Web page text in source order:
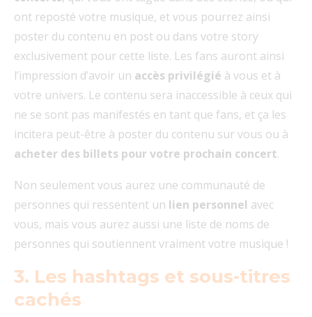
ont reposté votre musique, et vous pourrez ainsi
poster du contenu en post ou dans votre story
exclusivement pour cette liste. Les fans auront ainsi
l’impression d’avoir un accès privilégié à vous et à
votre univers. Le contenu sera inaccessible à ceux qui
ne se sont pas manifestés en tant que fans, et ça les
incitera peut-être à poster du contenu sur vous ou à
acheter des billets pour votre prochain concert.
Non seulement vous aurez une communauté de
personnes qui ressentent un lien personnel avec
vous, mais vous aurez aussi une liste de noms de
personnes qui soutiennent vraiment votre musique !
3. Les hashtags et sous-titres
cachés